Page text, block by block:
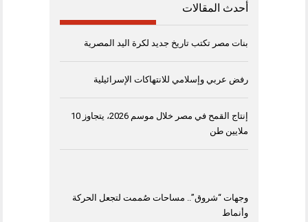
أحدث المقالات
بنات مصر تكتب تاريخ جديد لكرة اليد المصرية
رفض عربي وإسلامي للانتهاكات الإسرائيلية
إنتاج القمح في مصر خلال موسم 2026، يتجاوز 10
ملايين طن
وجهات “شروق”.. مساحات صُممت لتجعل الحركة
وأنماط